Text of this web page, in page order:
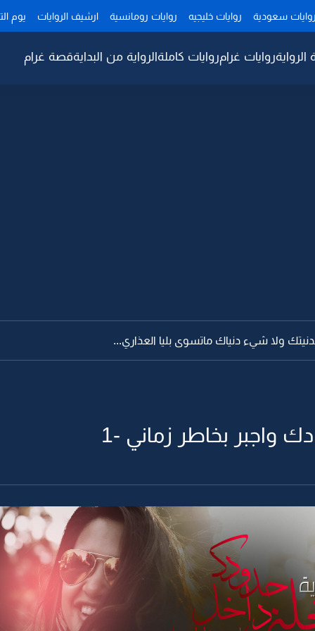
سعودية روايات خليجيه روايات رومانسية ارشيف الروايات يوم
الروايةروايات غرامروايات كاملةالرواية من البدايةقصة غرام
ولا شيء دنياك ماتسوى بليا العذاري...
واجبر بخاطر زماني -1